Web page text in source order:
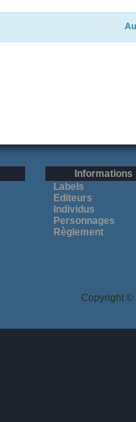
Informations
Labels
Editeurs
Individus
Personnages
Règlement
Copyright ©